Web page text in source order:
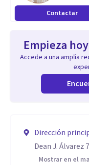
Contactar
Empieza
Accede a una amplia
Dirección
Dean J. Álvarez
Mostrar en el